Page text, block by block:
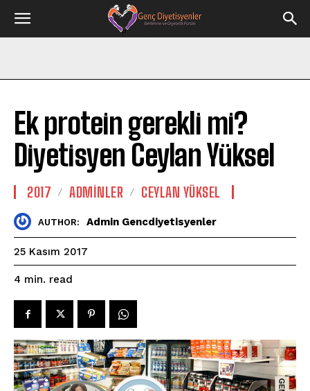
Ek protein gerekli mi?
Diyetisyen Ceylan Yüksel
2017 ADMINLER CEYLAN YÜKSEL
AUTHOR: Admin Gencdiyetisyenler
25 Kasım 2017
4 min. read